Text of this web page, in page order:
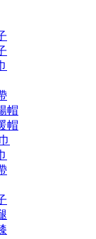
帽
帽